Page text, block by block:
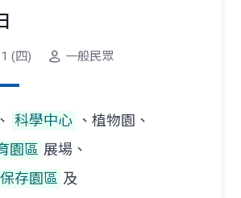
(四) 一般民眾
科學中心 、植物園、
園區 展場、
存園區 及